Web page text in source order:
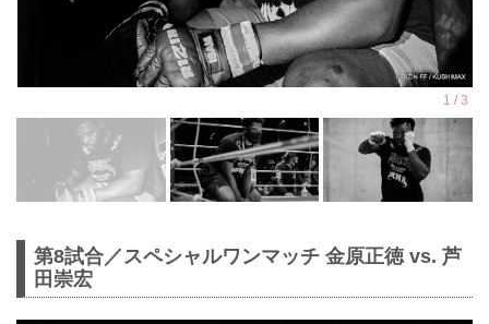
第8試合／スペシャルワンマッチ 金原正徳 vs. 芦
田崇宏